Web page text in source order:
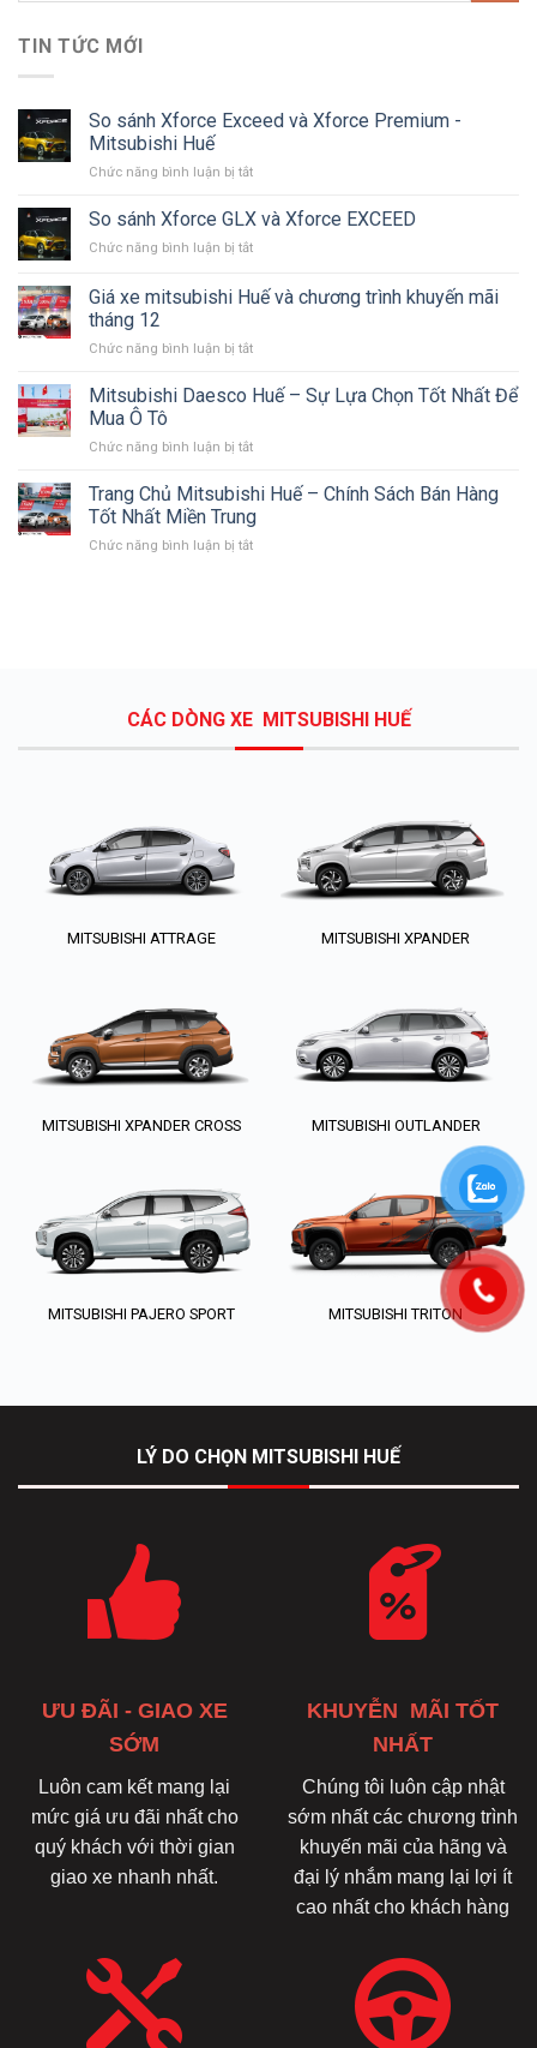
TIN TỨC MỚI
So sánh Xforce Exceed và Xforce Premium -
Mitsubishi Huế
Chức năng bình luận bị tắtở
sánh
Exceed
Xforce
Mitsubishi
So sánh Xforce GLX và Xforce EXCEED
Chức năng bình luận bị tắtở
sánh
Xforce
và
EXCEED
Giá xe mitsubishi Huế và chương trình khuyến mãi
tháng 12
Chức năng bình luận bị tắtở
xe
mitsubishi
và
trình
khuyến
mãi
tháng
Mitsubishi Daesco Huế – Sự Lựa Chọn Tốt Nhất Để
Mua Ô Tô
Chức năng bình luận bị tắtở
Daesco
–
Sự
Tô
Trang Chủ Mitsubishi Huế – Chính Sách Bán Hàng
Tốt Nhất Miền Trung
Chức năng bình luận bị tắtở
Hàng
Tốt
CÁC DÒNG XE MITSUBISHI HUẾ
MITSUBISHI ATTRAGE MITSUBISHI XPANDER
MITSUBISHI XPANDER CROSS MITSUBISHI OUTLANDER
MITSUBISHI PAJERO SPORT MITSUBISHI TRITON
LÝ DO CHỌN MITSUBISHI HUẾ
ƯU ĐÃI - GIAO XE
SỚM
Luôn cam kết mang lại
mức giá ưu đãi nhất cho
quý khách với thời gian
giao xe nhanh nhất.
KHUYỄN MÃI TỐT
NHẤT
Chúng tôi luôn cập nhật
sớm nhất các chương trình
khuyến mãi của hãng và
đại lý nhắm mang lại lợi ít
cao nhất cho khách hàng